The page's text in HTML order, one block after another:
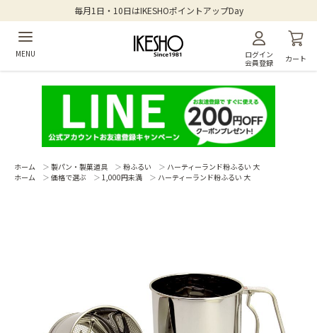
毎月1日・10日はIKESHOポイントアップDay
MENU
ログイン
会員登録
カート
ホーム ＞ 製パン・製菓道具 ＞ 粉ふるい ＞ ハーティーランド粉ふるい 大
ホーム
＞ 価格で選ぶ ＞ 1,000円未満 ＞ ハーティーランド粉ふるい 大